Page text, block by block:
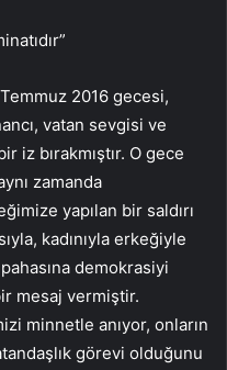
2016 gecesi,
vatan sevgisi ve
iz bırakmıştır. O gece
zamanda
yapılan bir saldırı
kadınıyla erkeğiyle
demokrasiyi
mesaj vermiştir.
minnetle anıyor, onların
görevi olduğunu